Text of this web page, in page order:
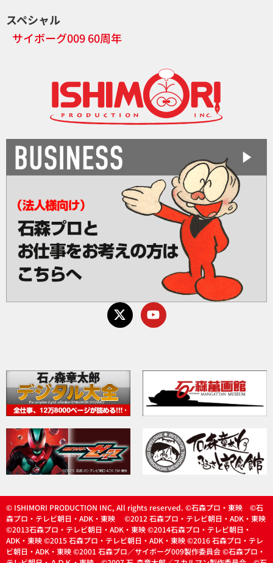
スペシャル
サイボーグ009 60周年
© ISHIMORI PRODUCTION INC, All rights reserved. ©石森プロ・東映 ©石
森プロ・テレビ朝日・ADK・東映 ©2012 石森プロ・テレビ朝日・ADK・東映
©2013石森プロ・テレビ朝日・ADK・東映 ©2014石森プロ・テレビ朝日・
ADK・東映 ©2015 石森プロ・テレビ朝日・ADK・東映 ©2016 石森プロ・テレ
ビ朝日・ADK・東映 ©2001 石森プロ／サイボーグ009製作委員会 ©石森プロ・